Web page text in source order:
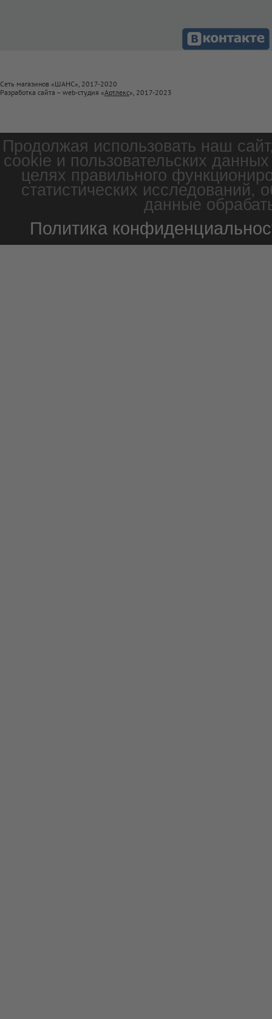
Сеть магазинов «ШАНС», 2017-2020
Разработка сайта – web-студия «Артлекс», 2017-2023
Продолжая использовать наш
cookie и пользовательских
целях правильного
статистических
данные
Политика